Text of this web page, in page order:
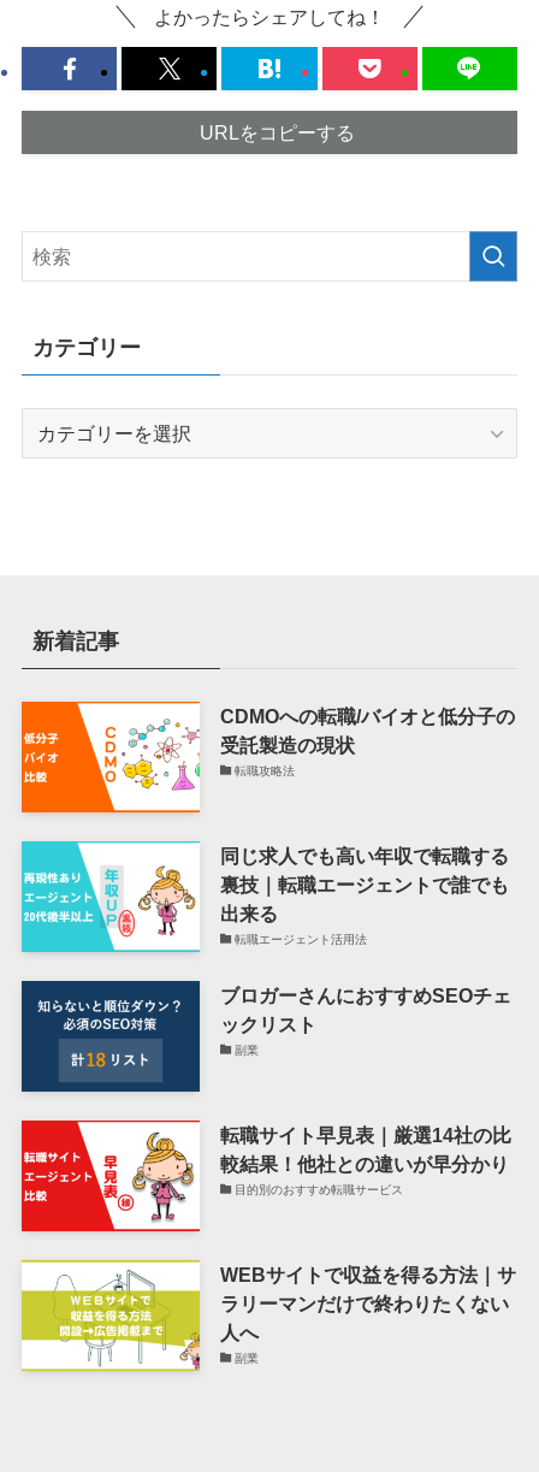
よかったらシェアしてね！
URLをコピーする
カテゴリー
新着記事
CDMOへの転職/バイオと低分子の
受託製造の現状
転職攻略法
同じ求人でも高い年収で転職する
裏技｜転職エージェントで誰でも
出来る
転職エージェント活用法
ブロガーさんにおすすめSEOチェ
ックリスト
副業
転職サイト早見表｜厳選14社の比
較結果！他社との違いが早分かり
目的別のおすすめ転職サービス
WEBサイトで収益を得る方法｜サ
ラリーマンだけで終わりたくない
人へ
副業